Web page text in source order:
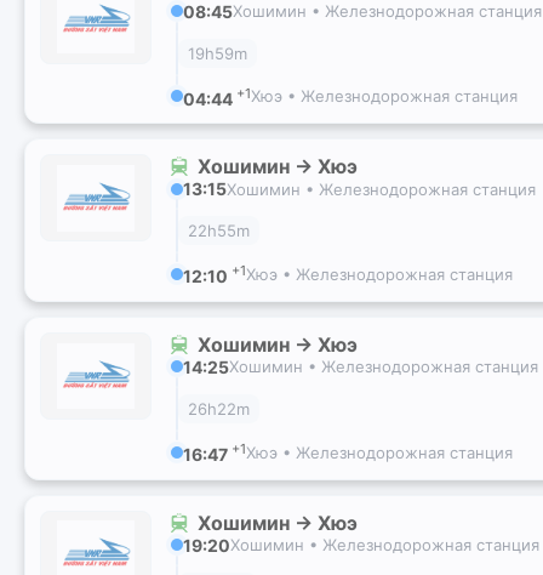
08:45Хошимин • Железнодорожная станция
19h59m
04:44 +1Хюэ • Железнодорожная станция
Хошимин → Хюэ
13:15Хошимин • Железнодорожная станция
22h55m
12:10 +1Хюэ • Железнодорожная станция
Хошимин → Хюэ
14:25Хошимин • Железнодорожная станция
26h22m
16:47 +1Хюэ • Железнодорожная станция
Хошимин → Хюэ
19:20Хошимин • Железнодорожная станция